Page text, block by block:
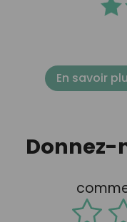
En savoir
Donnez-